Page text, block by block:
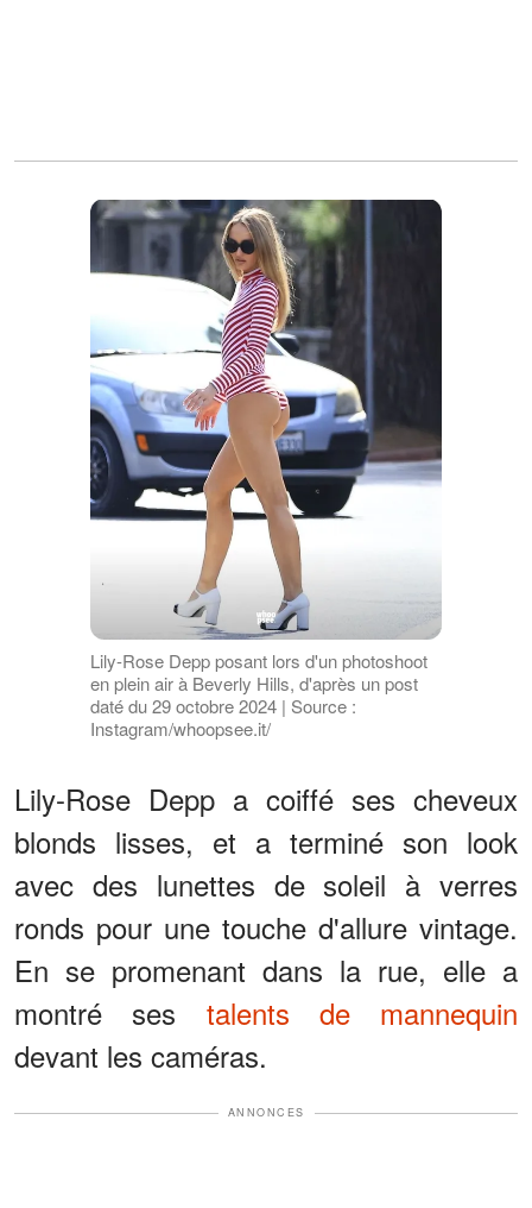
Lily-Rose Depp posant lors d'un photoshoot
en plein air à Beverly Hills, d'après un post
daté du 29 octobre 2024 | Source :
Instagram/whoopsee.it/
Lily-Rose Depp a coiffé ses cheveux
blonds lisses, et a terminé son look
avec des lunettes de soleil à verres
ronds pour une touche d'allure vintage.
En se promenant dans la rue, elle a
montré ses talents de mannequin
devant les caméras.
ANNONCES